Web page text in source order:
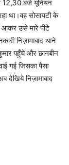
12,30 बजे यूनियन
था।वह सोसायटी के
आकर उसे मारे पीटे
निज़ामाबाद थाने
पहुँचे और छानबीन
गई जिसका पैसा
देखिये निज़ामाबाद